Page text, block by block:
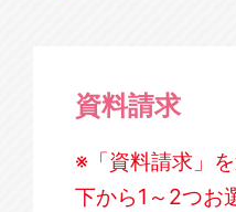
資料請求
※「資料請求」
下から1～2つお